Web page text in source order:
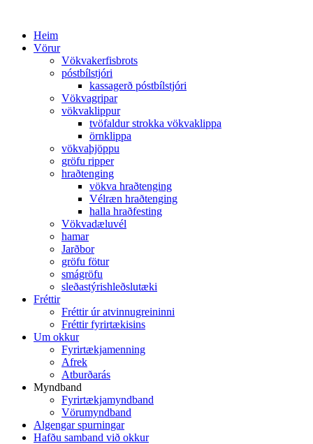
Heim
Vörur
Vökvakerfisbrots
póstbílstjóri
kassagerð póstbílstjóri
Vökvagripar
vökvaklippur
tvöfaldur strokka vökvaklippa
örnklippa
vökvaþjöppu
gröfu ripper
hraðtenging
vökva hraðtenging
Vélræn hraðtenging
halla hraðfesting
Vökvadæluvél
hamar
Jarðbor
gröfu fötur
smágröfu
sleðastýrishleðslutæki
Fréttir
Fréttir úr atvinnugreininni
Fréttir fyrirtækisins
Um okkur
Fyrirtækjamenning
Afrek
Atburðarás
Myndband
Fyrirtækjamyndband
Vörumyndband
Algengar spurningar
Hafðu samband við okkur